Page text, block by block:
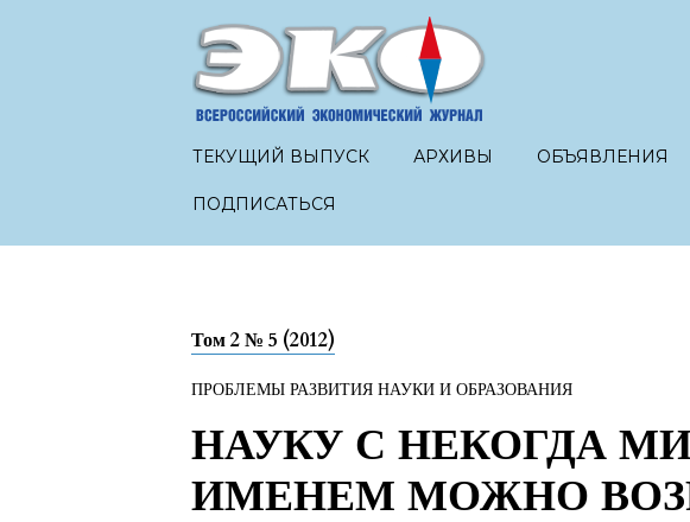
ТЕКУЩИЙ ВЫПУСК АРХИВЫ ОБЪЯВЛЕНИЯ
ПОДПИСАТЬСЯ
Том 2 № 5 (2012)
ПРОБЛЕМЫ РАЗВИТИЯ НАУКИ И ОБРАЗОВАНИЯ
НАУКУ С НЕКОГДА
ИМЕНЕМ МОЖНО